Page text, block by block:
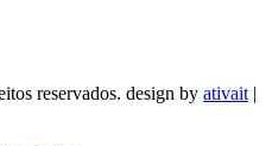
reservados. design by ativait |